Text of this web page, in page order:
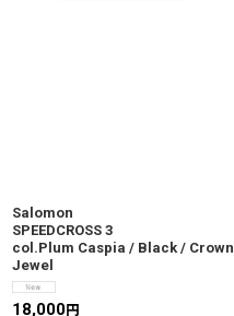
Salomon
SPEEDCROSS 3
col.Plum Caspia / Black / Crown
Jewel
18,000円